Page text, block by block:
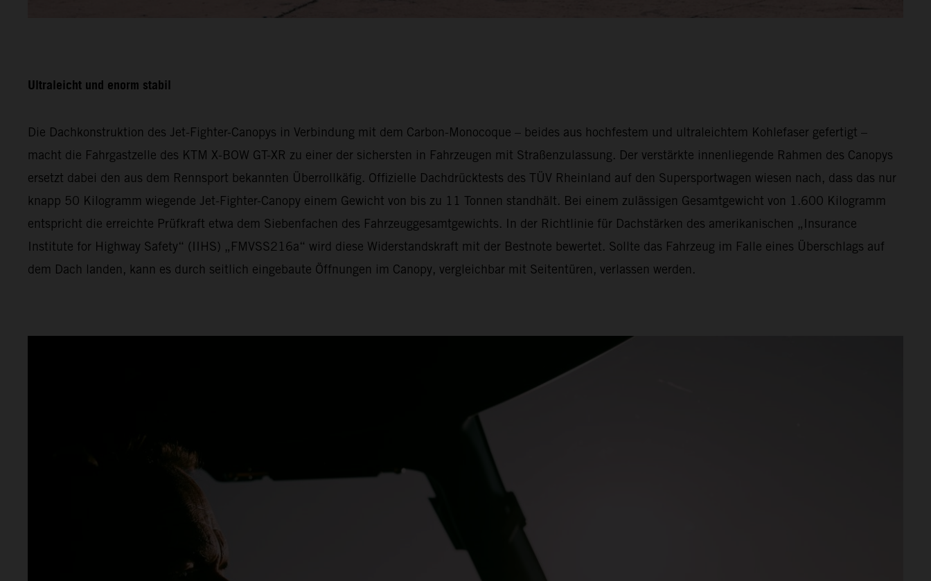
Ultraleicht und enorm stabil
Die Dachkonstruktion des Jet-Fighter-Canopys in Verbindung mit dem Carbon-Monocoque – beides aus hochfestem und ultraleichtem Kohlefaser gefertigt –
macht die Fahrgastzelle des KTM X-BOW GT-XR zu einer der sichersten in Fahrzeugen mit Straßenzulassung. Der verstärkte innenliegende Rahmen des Canopys
ersetzt dabei den aus dem Rennsport bekannten Überrollkäfig. Offizielle Dachdrücktests des TÜV Rheinland auf den Supersportwagen wiesen nach, dass das nur
knapp 50 Kilogramm wiegende Jet-Fighter-Canopy einem Gewicht von bis zu 11 Tonnen standhält. Bei einem zulässigen Gesamtgewicht von 1.600 Kilogramm
entspricht die erreichte Prüfkraft etwa dem Siebenfachen des Fahrzeuggesamtgewichts. In der Richtlinie für Dachstärken des amerikanischen „Insurance
Institute for Highway Safety“ (IIHS) „FMVSS216a“ wird diese Widerstandskraft mit der Bestnote bewertet. Sollte das Fahrzeug im Falle eines Überschlags auf
dem Dach landen, kann es durch seitlich eingebaute Öffnungen im Canopy, vergleichbar mit Seitentüren, verlassen werden.